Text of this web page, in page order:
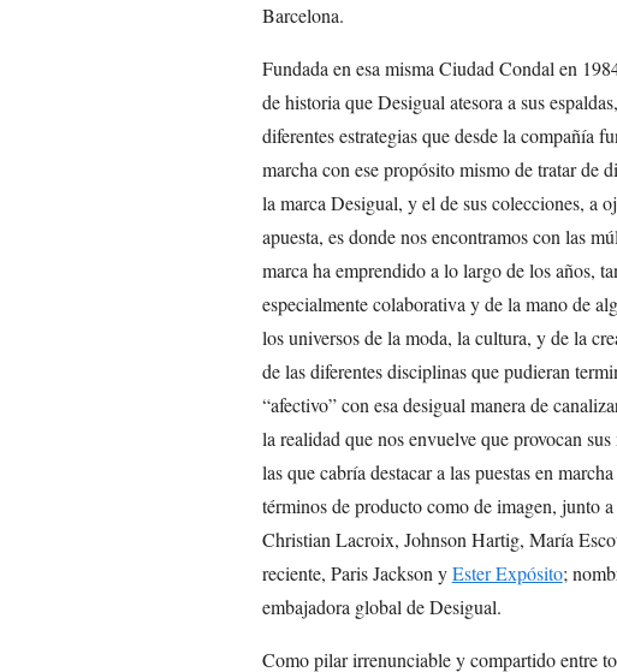
Barcelona.
Fundada en esa misma Ciudad Condal en
de historia que Desigual atesora a sus
diferentes estrategias que desde la compañía
marcha con ese propósito mismo de tratar de
la marca Desigual, y el de sus colecciones, a
apuesta, es donde nos encontramos con las
marca ha emprendido a lo largo de los años,
especialmente colaborativa y de la mano de
los universos de la moda, la cultura, y de la
de las diferentes disciplinas que pudieran
“afectivo” con esa desigual manera de
la realidad que nos envuelve que provocan
las que cabría destacar a las puestas en
términos de producto como de imagen, junto
Christian Lacroix, Johnson Hartig, María
reciente, Paris Jackson yEster Expósito;
embajadora global de Desigual.
Como pilar irrenunciable y compartido entre